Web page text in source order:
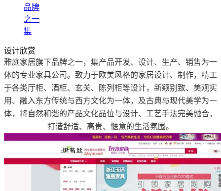
品牌
之一
集
设计欣赏
雅庭家居旗下品牌之一，集产品开发、设计、生产、销售为一
体的专业家具公司。致力于欧美风格的家居设计、制作，精工
于各类厅柜、酒柜、玄关、陈列柜等设计，新颖别致、美观实
用、融入东方传统与西方文化为一体，及古典与现代美学为一
体，将自然和谐的产品文化品位与设计、工艺手法完美融合，
打造舒适、高贵、惬意的生活氛围。